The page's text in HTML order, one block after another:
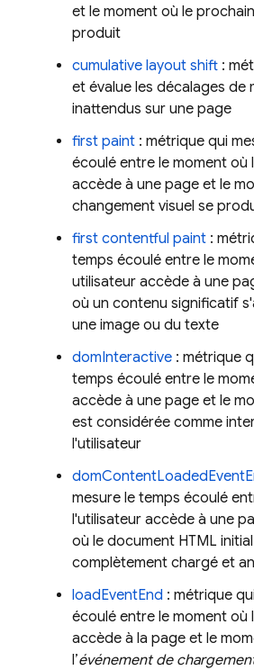
et le moment où le
produit
cumulative layout shift :
et évalue les décalages de
inattendus sur une page
first paint : métrique qui
écoulé entre le moment où
accède à une page et le
changement visuel se
first contentful paint :
temps écoulé entre le
utilisateur accède à une
où un contenu significatif
une image ou du texte
domInteractive : métrique
temps écoulé entre le
accède à une page et le
est considérée comme
l'utilisateur
mesure le temps écoulé
l'utilisateur accède à une
où le document HTML
complètement chargé et
loadEventEnd : métrique
écoulé entre le moment où
accède à la page et le
l’événement de